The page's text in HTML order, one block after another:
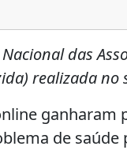
das
realizada no
ganharam
de saúde